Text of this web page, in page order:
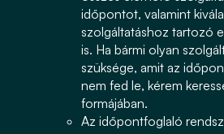
időpontot, valamint
szolgáltatáshoz tartozó
is. Ha bármi olyan
szüksége, amit az
nem fed le, kérem
formájában.
Az időpontfoglaló